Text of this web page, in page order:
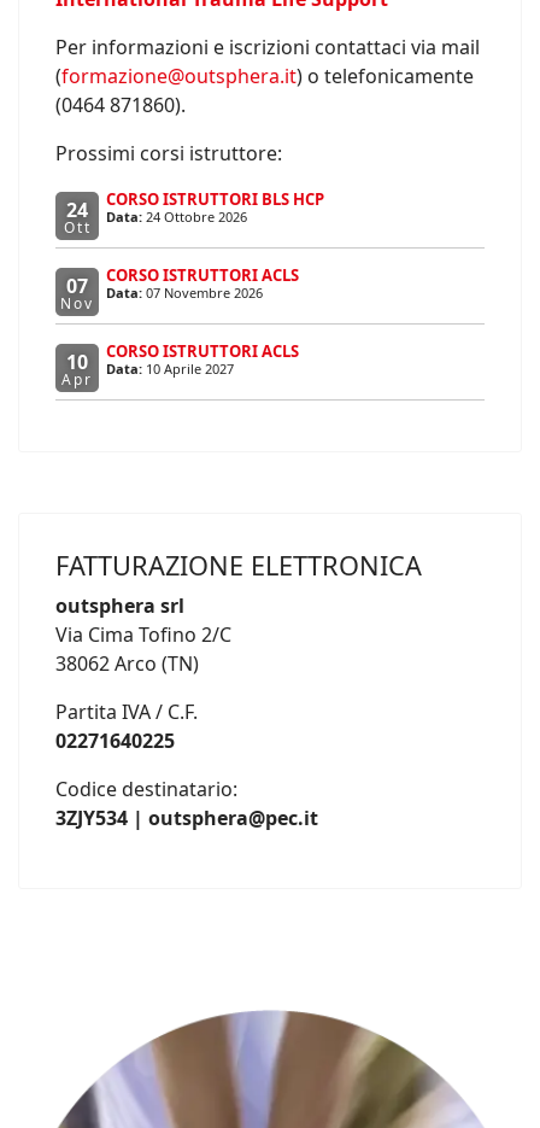
Per informazioni e iscrizioni contattaci via mail
(formazione@outsphera.it) o telefonicamente
(0464 871860).
Prossimi corsi istruttore:
24
Ott
CORSO ISTRUTTORI BLS HCP
Data: 24 Ottobre 2026
07
Nov
CORSO ISTRUTTORI ACLS
Data: 07 Novembre 2026
10
Apr
CORSO ISTRUTTORI ACLS
Data: 10 Aprile 2027
FATTURAZIONE ELETTRONICA
outsphera srl
Via Cima Tofino 2/C
38062 Arco (TN)
Partita IVA / C.F.
02271640225
Codice destinatario:
3ZJY534 | outsphera@pec.it